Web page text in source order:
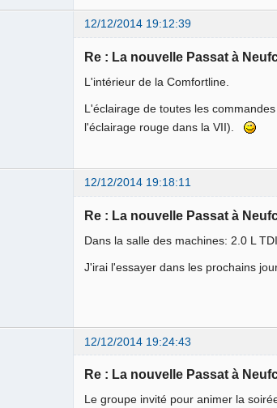
12/12/2014 19:12:39
Re : La nouvelle Passat à
L'intérieur de la Comfortline.
L'éclairage de toutes les
l'éclairage rouge dans la VII).
12/12/2014 19:18:11
Re : La nouvelle Passat à
Dans la salle des machines: 2.0 L
J'irai l'essayer dans les prochains
12/12/2014 19:24:43
Re : La nouvelle Passat à
Le groupe invité pour animer la